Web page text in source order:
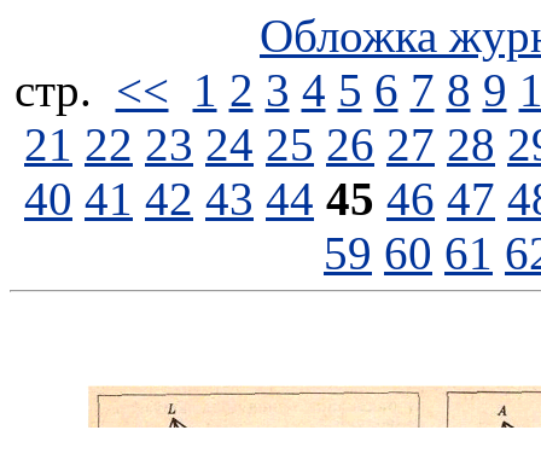
Обложка
стp. << 1 2 3 4 5 6 7 8 9
21 22 23 24 25 26 27 28
40 41 42 43 44 45 46 47
59 60 61